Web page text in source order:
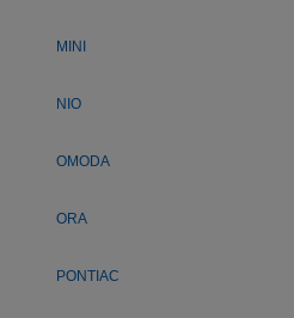
MINI
NIO
OMODA
ORA
PONTIAC